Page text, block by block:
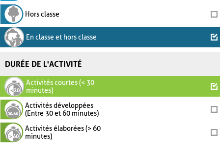
Hors classe
En classe et hors classe
DURÉE DE L'ACTIVITÉ
Activités courtes (< 30
minutes)
Activités développées
(Entre 30 et 60 minutes)
Activités élaborées (> 60
minutes)